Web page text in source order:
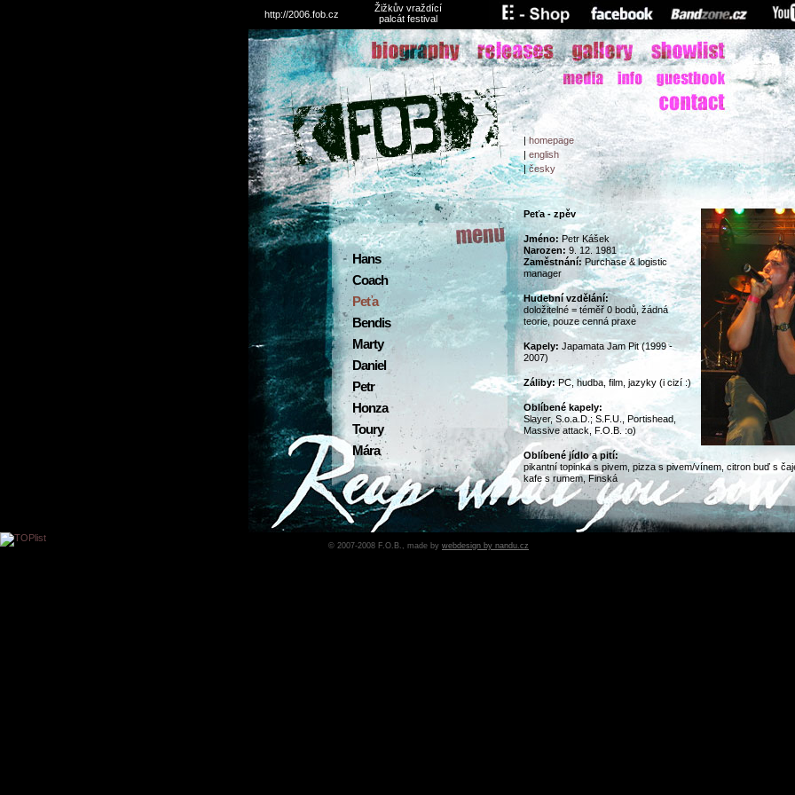
http://2006.fob.cz
Žižkův vraždící
palcát festival
| homepage
| english
|česky
Hans
Coach
Peťa
Bendis
Marty
Daniel
Petr
Honza
Toury
Mára
Peťa - zpěv
Jméno: Petr Kášek
Narozen: 9. 12. 1981
Zaměstnání: Purchase & logistic
manager
Hudební vzdělání:
doložitelné = téměř 0 bodů, žádná
teorie, pouze cenná praxe
Kapely: Japamata Jam Pit (1999 -
2007)
Záliby:PC, hudba, film, jazyky (i cizí :)
Oblíbené kapely:
Slayer, S.o.a.D.; S.F.U., Portishead,
Massive attack, F.O.B. :o)
Oblíbené jídlo a pití:
pikantní topinka s pivem, pizza s pivem/vínem, citron buď s
kafe s rumem, Finská
Vybavení:
korodující mikrofon, nerez stojan (bez koroze), bedny se
zesilovače, supr šnůra PROEL, hrnek na kafe, kafe a ještě
sjednat cenu, zn. potají :o)))
© 2007-2008 F.O.B., made by webdesign by nandu.cz